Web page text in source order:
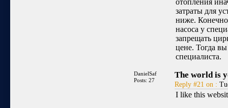
отопления
затраты для
ниже.
насоса у
запрещать
цене. Тогда
специалиста.
DanielSaf
Posts: 27
The world is
Reply #21 on :
I like this